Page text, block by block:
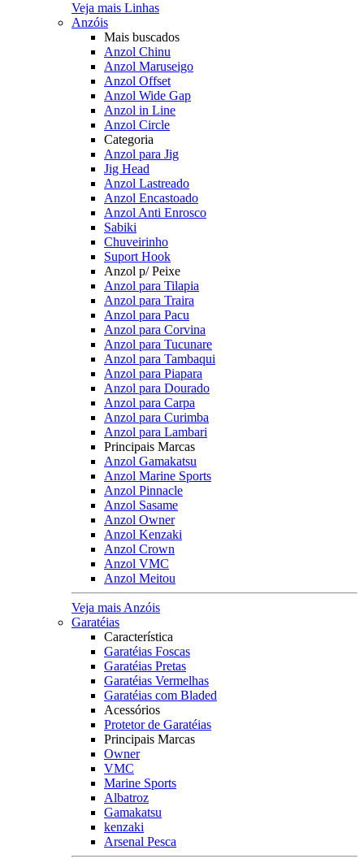
Veja mais Linhas
Anzóis
Mais buscados
Anzol Chinu
Anzol Maruseigo
Anzol Offset
Anzol Wide Gap
Anzol in Line
Anzol Circle
Categoria
Anzol para Jig
Jig Head
Anzol Lastreado
Anzol Encastoado
Anzol Anti Enrosco
Sabiki
Chuveirinho
Suport Hook
Anzol p/ Peixe
Anzol para Tilapia
Anzol para Traira
Anzol para Pacu
Anzol para Corvina
Anzol para Tucunare
Anzol para Tambaqui
Anzol para Piapara
Anzol para Dourado
Anzol para Carpa
Anzol para Curimba
Anzol para Lambari
Principais Marcas
Anzol Gamakatsu
Anzol Marine Sports
Anzol Pinnacle
Anzol Sasame
Anzol Owner
Anzol Kenzaki
Anzol Crown
Anzol VMC
Anzol Meitou
Veja mais Anzóis
Garatéias
Característica
Garatéias Foscas
Garatéias Pretas
Garatéias Vermelhas
Garatéias com Bladed
Acessórios
Protetor de Garatéias
Principais Marcas
Owner
VMC
Marine Sports
Albatroz
Gamakatsu
kenzaki
Arsenal Pesca